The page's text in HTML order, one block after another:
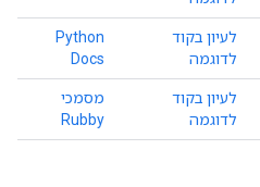
לעיון בקוד
לדוגמה
Python
Docs
לעיון בקוד
לדוגמה
מסמכי
Rubby